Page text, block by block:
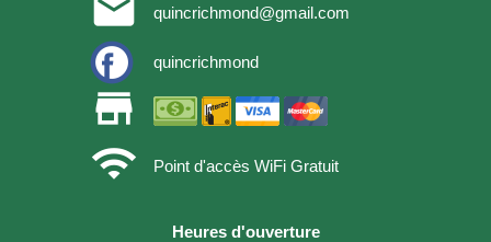
quincrichmond@gmail.com
quincrichmond
store
wifi
Point d'accès WiFi Gratuit
Heures d'ouverture